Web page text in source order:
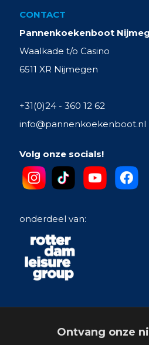
CONTACT
Pannenkoekenboot
Waalkade t/o Casino
6511 XR Nijmegen
+31(0)24 - 360 12 62
info@pannenkoekenboot.nl
Volg onze socials!
onderdeel van:
Ontvang onze